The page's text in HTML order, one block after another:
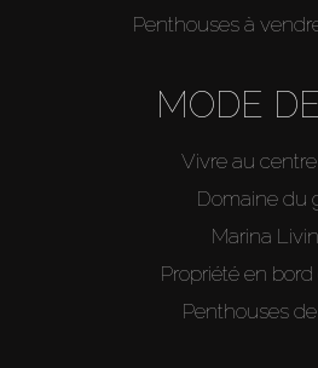
Penthouses à
MODE
Vivre au
Domaine du
Marina
Propriété en
Penthouses